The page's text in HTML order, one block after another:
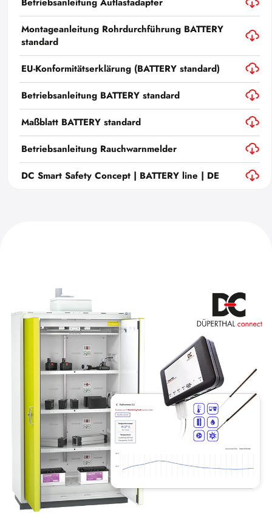
Montageanleitung Rohrdurchführung BATTERY
standard
EU-Konformitätserklärung (BATTERY standard)
Betriebsanleitung BATTERY standard
Maßblatt BATTERY standard
Betriebsanleitung Rauchwarnmelder
DC Smart Safety Concept | BATTERY line | DE